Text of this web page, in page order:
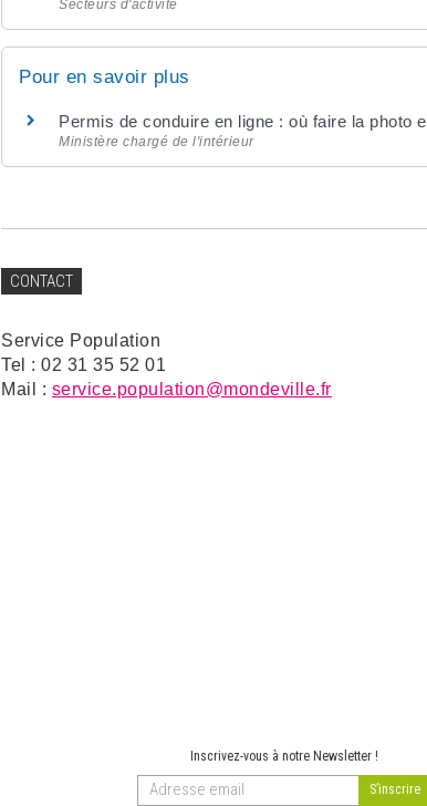
Secteurs d'activité
Pour en savoir plus
Permis de conduire en ligne : où faire la photo
Ministère chargé de l'intérieur
CONTACT
Service Population
Tel : 02 31 35 52 01
Mail : service.population@mondeville.fr
Inscrivez-vous à notre Newsletter !